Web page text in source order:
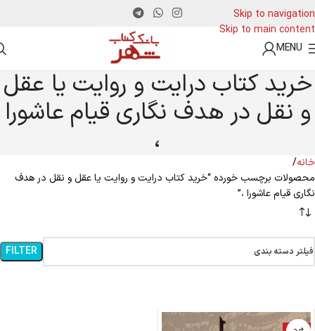
Skip to navigation
Skip to main content
MENU
خرید کتاب درایت و روایت یا عقل
و نقل در هدف نگاری قیام عاشورا
،
خانه
محصولات برچسب خورده “خرید کتاب درایت و روایت یا عقل و نقل در هدف
نگاری قیام عاشورا ،”
فیلتر دسته بندی FILTER